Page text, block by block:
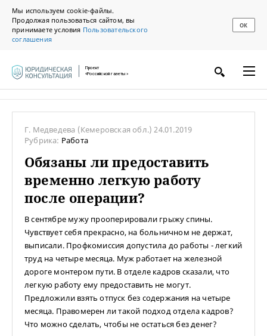
Мы используем cookie-файлы.
Продолжая пользоваться сайтом, вы
принимаете условия Пользовательского
соглашения
ОК
Проект
«Российской газеты»
Г. Медведева (Кемеровская обл.)24.01.2019
Рубрика: Работа
Обязаны ли предоставить
временно легкую работу
после операции?
В сентябре мужу прооперировали грыжу спины.
Чувствует себя прекрасно, на больничном не держат,
выписали. Профкомиссия допустила до работы - легкий
труд на четыре месяца. Муж работает на железной
дороге монтером пути. В отделе кадров сказали, что
легкую работу ему предоставить не могут.
Предложили взять отпуск без содержания на четыре
месяца. Правомерен ли такой подход отдела кадров?
Что можно сделать, чтобы не остаться без денег?